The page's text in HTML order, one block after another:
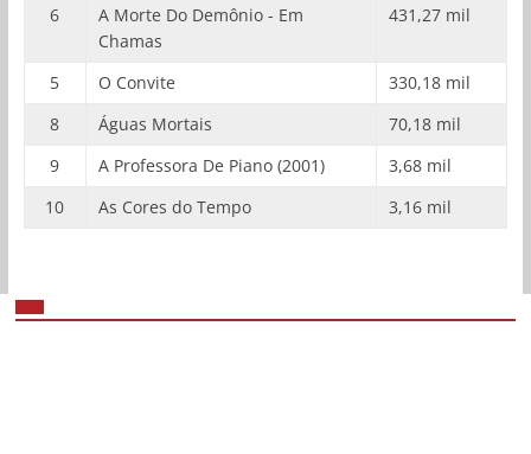
6
A Morte Do Demônio - Em
Chamas
431,27 mil
5 O Convite
330,18 mil
8
Águas Mortais
70,18 mil
9
A Professora De Piano (2001)
3,68 mil
10
As Cores do Tempo 3,16 mil